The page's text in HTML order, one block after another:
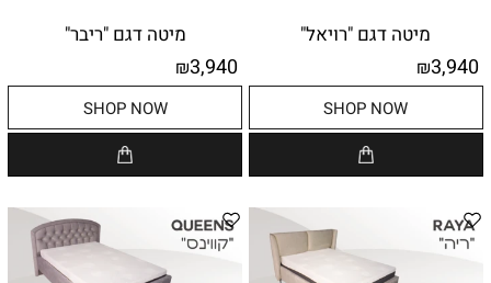
מיטה דגם "רויאל"
₪3,940
SHOP NOW
מיטה דגם "ריבר"
₪3,940
SHOP NOW